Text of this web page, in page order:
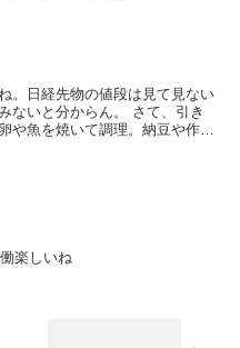
。日経先物の値段は見て見ない
ないと分からん。 さて、引き
や魚を焼いて調理。納豆や作り
楽しいね